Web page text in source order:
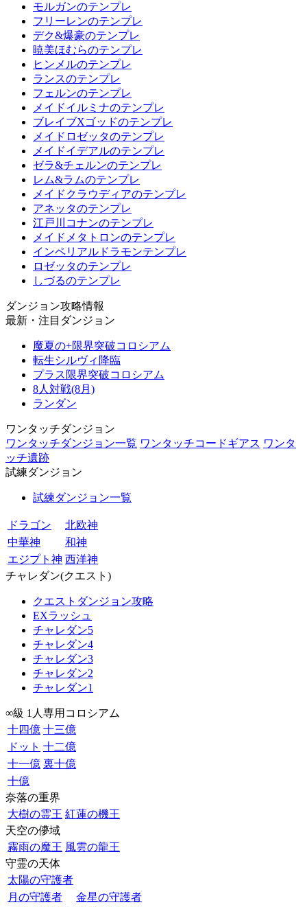
モルガンのテンプレ
フリーレンのテンプレ
デク&爆豪のテンプレ
暁美ほむらのテンプレ
ヒンメルのテンプレ
ランスのテンプレ
フェルンのテンプレ
メイドイルミナのテンプレ
ブレイブXゴッドのテンプレ
メイドロゼッタのテンプレ
メイドイデアルのテンプレ
ゼラ&チェルンのテンプレ
レム&ラムのテンプレ
メイドクラウディアのテンプレ
アネッタのテンプレ
江戸川コナンのテンプレ
メイドメタトロンのテンプレ
インペリアルドラモンテンプレ
ロゼッタのテンプレ
しづるのテンプレ
ダンジョン攻略情報
最新・注目ダンジョン
魔夏の+限界突破コロシアム
転生シルヴィ降臨
プラス限界突破コロシアム
8人対戦(8月)
ランダン
ワンタッチダンジョン
ワンタッチダンジョン一覧 ワンタッチコードギアス ワンタ
ッチ遺跡
試練ダンジョン
試練ダンジョン一覧
ドラゴン
北欧神
中華神
和神
エジプト神 西洋神
チャレダン(クエスト)
クエストダンジョン攻略
EXラッシュ
チャレダン5
チャレダン4
チャレダン3
チャレダン2
チャレダン1
∞級 1人専用コロシアム
十四億 十三億
ドット 十二億
十一億 裏十億
十億
奈落の重界
大樹の霊王 紅蓮の機王
天空の儚域
霧雨の魔王 風雲の龍王
守霊の天体
太陽の守護者
月の守護者
金星の守護者